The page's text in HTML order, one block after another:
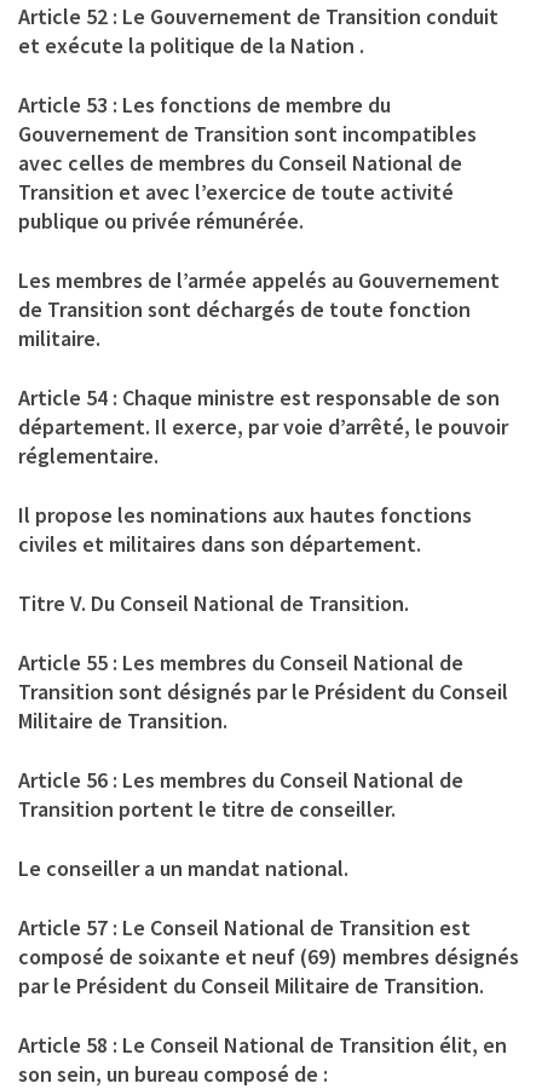
Article 52 : Le Gouvernement de Transition conduit
et exécute la politique de la Nation .
Article 53 : Les fonctions de membre du
Gouvernement de Transition sont incompatibles
avec celles de membres du Conseil National de
Transition et avec l’exercice de toute activité
publique ou privée rémunérée.
Les membres de l’armée appelés au Gouvernement
de Transition sont déchargés de toute fonction
militaire.
Article 54 : Chaque ministre est responsable de son
département. Il exerce, par voie d’arrêté, le pouvoir
réglementaire.
Il propose les nominations aux hautes fonctions
civiles et militaires dans son département.
Titre V. Du Conseil National de Transition.
Article 55 : Les membres du Conseil National de
Transition sont désignés par le Président du Conseil
Militaire de Transition.
Article 56 : Les membres du Conseil National de
Transition portent le titre de conseiller.
Le conseiller a un mandat national.
Article 57 : Le Conseil National de Transition est
composé de soixante et neuf (69) membres désignés
par le Président du Conseil Militaire de Transition.
Article 58 : Le Conseil National de Transition élit, en
son sein, un bureau composé de :